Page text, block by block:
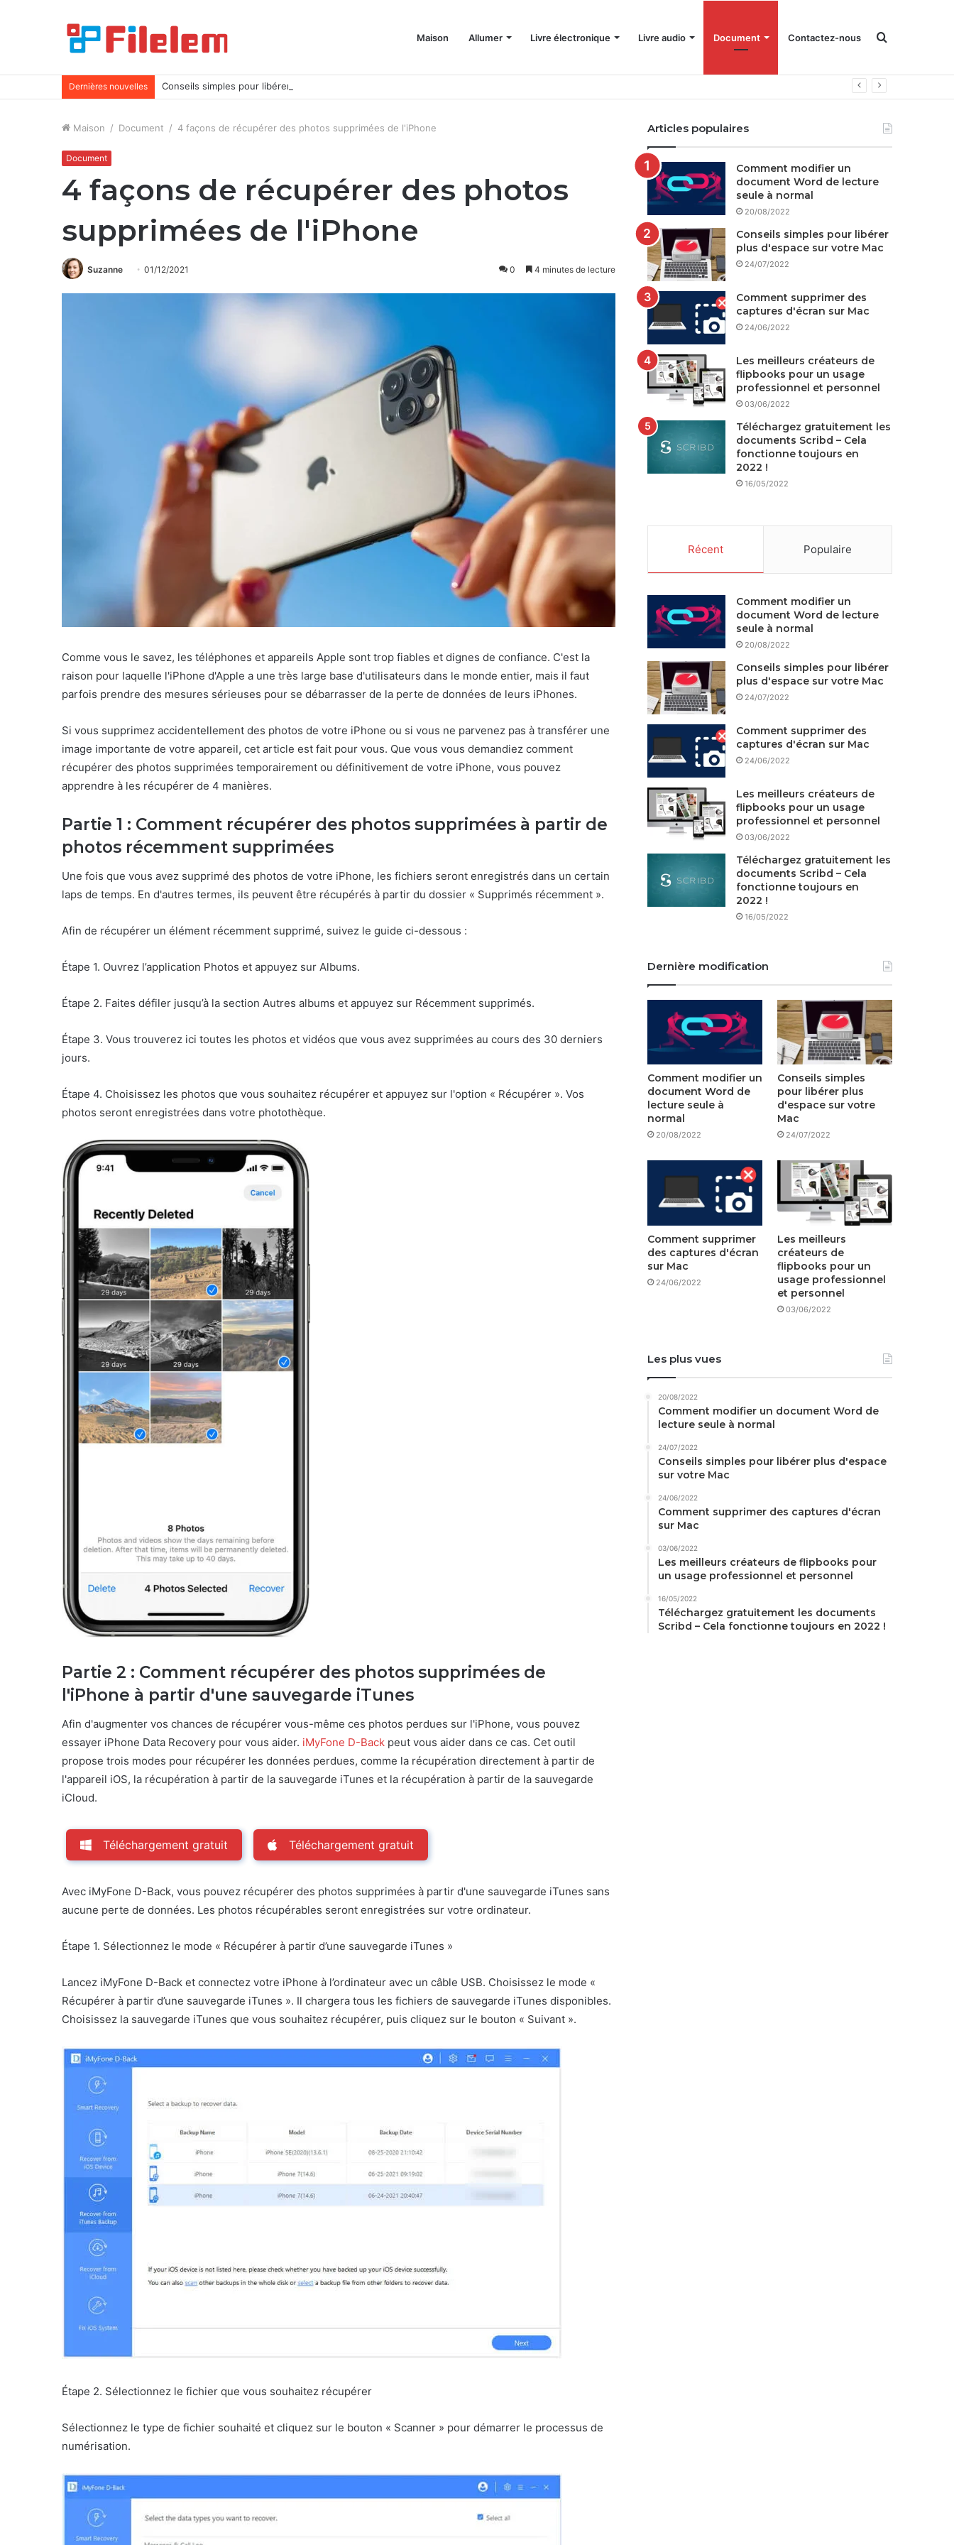
Maison Allumer Livre électronique Livre audio Document Contactez-nous Rechercher
Dernières nouvelles Conseils simples pour libérer plus d'espace sur votre Mac
Maison / Document / 4 façons de récupérer des photos supprimées de l'iPhone
Document
4 façons de récupérer des photos
supprimées de l'iPhone
Suzanne 01/12/2021 0 4 minutes de lecture
Comme vous le savez, les téléphones et appareils Apple sont trop fiables et dignes de confiance. C'est la
raison pour laquelle l'iPhone d'Apple a une très large base d'utilisateurs dans le monde entier, mais il faut
parfois prendre des mesures sérieuses pour se débarrasser de la perte de données de leurs iPhones.
Si vous supprimez accidentellement des photos de votre iPhone ou si vous ne parvenez pas à transférer une
image importante de votre appareil, cet article est fait pour vous. Que vous vous demandiez comment
récupérer des photos supprimées temporairement ou définitivement de votre iPhone, vous pouvez
apprendre à les récupérer de 4 manières.
Partie 1 : Comment récupérer des photos supprimées à partir de
photos récemment supprimées
Une fois que vous avez supprimé des photos de votre iPhone, les fichiers seront enregistrés dans un certain
laps de temps. En d'autres termes, ils peuvent être récupérés à partir du dossier « Supprimés récemment ».
Afin de récupérer un élément récemment supprimé, suivez le guide ci-dessous :
Étape 1. Ouvrez l’application Photos et appuyez sur Albums.
Étape 2. Faites défiler jusqu’à la section Autres albums et appuyez sur Récemment supprimés.
Étape 3. Vous trouverez ici toutes les photos et vidéos que vous avez supprimées au cours des 30 derniers
jours.
Étape 4. Choisissez les photos que vous souhaitez récupérer et appuyez sur l'option « Récupérer ». Vos
photos seront enregistrées dans votre photothèque.
Partie 2 : Comment récupérer des photos supprimées de
l'iPhone à partir d'une sauvegarde iTunes
Afin d'augmenter vos chances de récupérer vous-même ces photos perdues sur l'iPhone, vous pouvez
essayer iPhone Data Recovery pour vous aider. iMyFone D-Back peut vous aider dans ce cas. Cet outil
propose trois modes pour récupérer les données perdues, comme la récupération directement à partir de
l'appareil iOS, la récupération à partir de la sauvegarde iTunes et la récupération à partir de la sauvegarde
iCloud.
Téléchargement gratuit Téléchargement gratuit
Avec iMyFone D-Back, vous pouvez récupérer des photos supprimées à partir d'une sauvegarde iTunes sans
aucune perte de données. Les photos récupérables seront enregistrées sur votre ordinateur.
Étape 1. Sélectionnez le mode « Récupérer à partir d’une sauvegarde iTunes »
Lancez iMyFone D-Back et connectez votre iPhone à l’ordinateur avec un câble USB. Choisissez le mode «
Récupérer à partir d’une sauvegarde iTunes ». Il chargera tous les fichiers de sauvegarde iTunes disponibles.
Choisissez la sauvegarde iTunes que vous souhaitez récupérer, puis cliquez sur le bouton « Suivant ».
Étape 2. Sélectionnez le fichier que vous souhaitez récupérer
Sélectionnez le type de fichier souhaité et cliquez sur le bouton « Scanner » pour démarrer le processus de
numérisation.
Articles populaires
Comment modifier un
document Word de lecture
seule à normal
20/08/2022
Conseils simples pour libérer
plus d'espace sur votre Mac
24/07/2022
Comment supprimer des
captures d'écran sur Mac
24/06/2022
Les meilleurs créateurs de
flipbooks pour un usage
professionnel et personnel
03/06/2022
Téléchargez gratuitement les
documents Scribd – Cela
fonctionne toujours en
2022 !
16/05/2022
Récent Populaire
Comment modifier un
document Word de lecture
seule à normal
20/08/2022
Conseils simples pour libérer
plus d'espace sur votre Mac
24/07/2022
Comment supprimer des
captures d'écran sur Mac
24/06/2022
Les meilleurs créateurs de
flipbooks pour un usage
professionnel et personnel
03/06/2022
Téléchargez gratuitement les
documents Scribd – Cela
fonctionne toujours en
2022 !
16/05/2022
Dernière modification
Comment modifier un
document Word de
lecture seule à
normal
20/08/2022
Conseils simples
pour libérer plus
d'espace sur votre
Mac
24/07/2022
Comment supprimer
des captures d'écran
sur Mac
24/06/2022
Les meilleurs
créateurs de
flipbooks pour un
usage professionnel
et personnel
03/06/2022
Les plus vues
20/08/2022
Comment modifier un document Word de
lecture seule à normal
24/07/2022
Conseils simples pour libérer plus d'espace
sur votre Mac
24/06/2022
Comment supprimer des captures d'écran
sur Mac
03/06/2022
Les meilleurs créateurs de flipbooks pour
un usage professionnel et personnel
16/05/2022
Téléchargez gratuitement les documents
Scribd – Cela fonctionne toujours en 2022 !